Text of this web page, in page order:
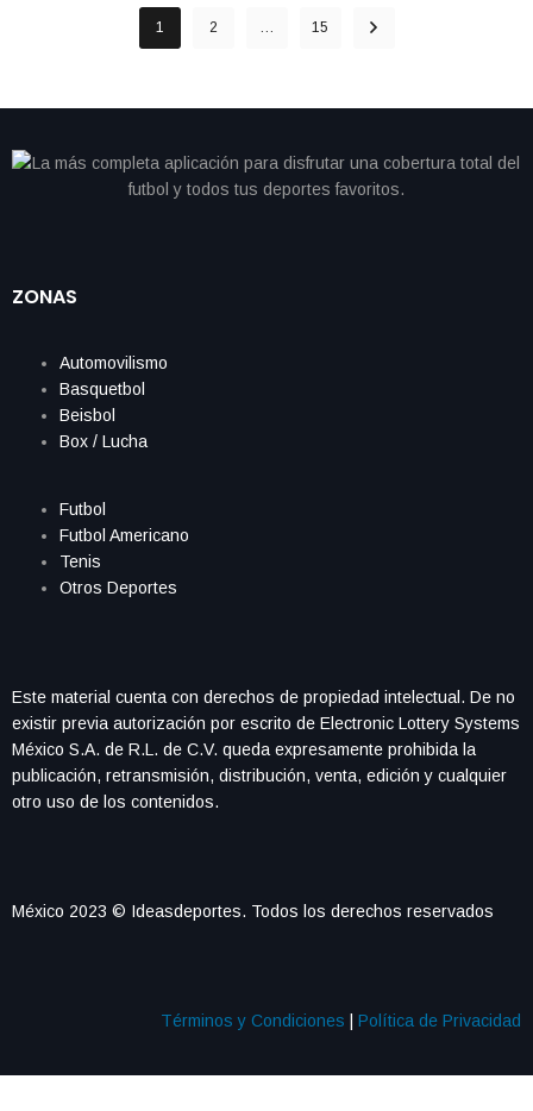
1 2 … 15
ZONAS
Automovilismo
Basquetbol
Beisbol
Box / Lucha
Futbol
Futbol Americano
Tenis
Otros Deportes
Este material cuenta con derechos de propiedad intelectual. De no
existir previa autorización por escrito de Electronic Lottery Systems
México S.A. de R.L. de C.V. queda expresamente prohibida la
publicación, retransmisión, distribución, venta, edición y cualquier
otro uso de los contenidos.
México 2023 © Ideasdeportes. Todos los derechos reservados
Términos y Condiciones Política de Privacidad